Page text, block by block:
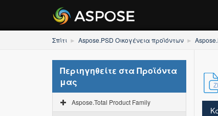
Σπίτι Aspose.PSD Οικογένεια προϊόντων
Περιηγηθείτε στα Προϊόντα
μας
Aspose.Total Product Family